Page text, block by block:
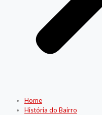
Home
História do Bairro